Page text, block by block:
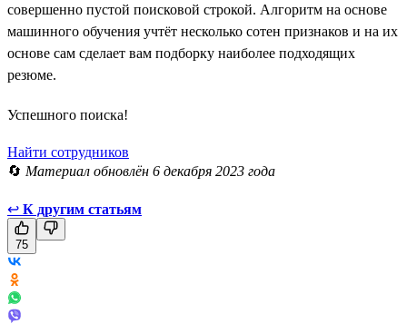
совершенно пустой поисковой строкой. Алгоритм на основе
машинного обучения учтёт несколько сотен признаков и на их
основе сам сделает вам подборку наиболее подходящих
резюме.
Успешного поиска!
Найти сотрудников
🔄 Материал обновлён 6 декабря 2023 года
↩ К другим статьям
75